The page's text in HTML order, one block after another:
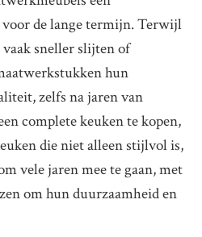
de lange termijn. Terwijl
sneller slijten of
hun
zelfs na jaren van
complete keuken te kopen,
die niet alleen stijlvol is,
vele jaren mee te gaan, met
om hun duurzaamheid en